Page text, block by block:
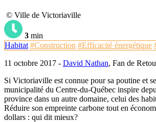
© Ville de Victoriaville
3 min
Habitat #Construction #Efficacité énergétique
11 octobre 2017 - David Nathan, Fan de
Si Victoriaville est connue pour sa poutine et
municipalité du Centre-du-Québec inspire
province dans un autre domaine, celui des
Réduire son empreinte carbone tout en
dollars : qui dit mieux?